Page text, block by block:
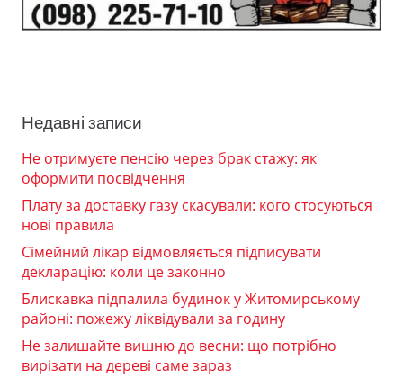
Недавні записи
Не отримуєте пенсію через брак стажу: як
оформити посвідчення
Плату за доставку газу скасували: кого стосуються
нові правила
Сімейний лікар відмовляється підписувати
декларацію: коли це законно
Блискавка підпалила будинок у Житомирському
районі: пожежу ліквідували за годину
Не залишайте вишню до весни: що потрібно
вирізати на дереві саме зараз